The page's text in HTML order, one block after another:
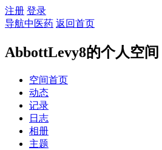
注册 登录
导航中医药 返回首页
AbbottLevy8的个人空间
空间首页
动态
记录
日志
相册
主题